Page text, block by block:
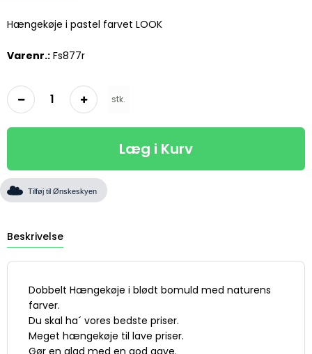
Hængekøje i pastel farvet LOOK
Varenr.: Fs877r
stk.
Læg i Kurv
Tilføj til Ønskeskyen
Beskrivelse
Dobbelt Hængekøje i blødt bomuld med naturens
farver.
Du skal ha´ vores bedste priser.
Meget hængekøje til lave priser.